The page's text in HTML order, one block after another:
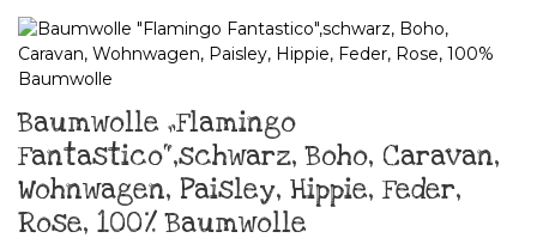
Baumwolle „Flamingo
Fantastico“,schwarz, Boho, Caravan,
Wohnwagen, Paisley, Hippie, Feder,
Rose, 100% Baumwolle